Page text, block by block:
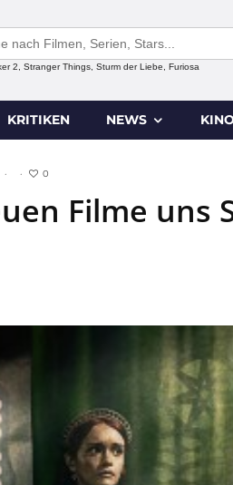
2, Stranger Things, Sturm der Liebe, Furiosa
KRITIKEN NEWS
· · 0
Filme uns